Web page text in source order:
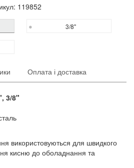
119852
3/8"
Оплата і доставка
3/8"
використовуються для швидкого
кисню до оболаднання та